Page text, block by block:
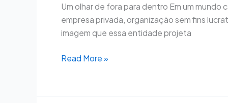
Um olhar de fora para dentro Em um
empresa privada, organização sem fins
imagem que essa entidade projeta
Read More »